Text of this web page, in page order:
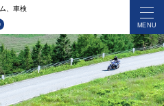
、車検
MENU